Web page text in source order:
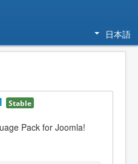
日本語
Stable
Pack for Joomla!